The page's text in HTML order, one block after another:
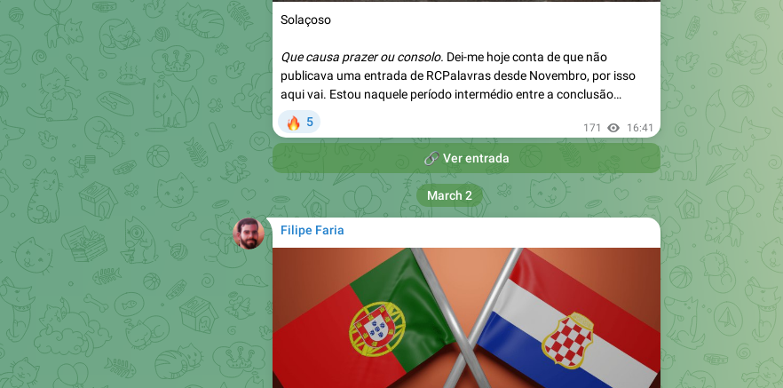
Solaçoso
Que causa prazer ou consolo. Dei-me hoje conta de que não
publicava uma entrada de RCPalavras desde Novembro, por isso
aqui vai. Estou naquele período intermédio entre a conclusão…
🔥
5 171 16:41
🔗Ver entrada
Filipe Faria
March 2